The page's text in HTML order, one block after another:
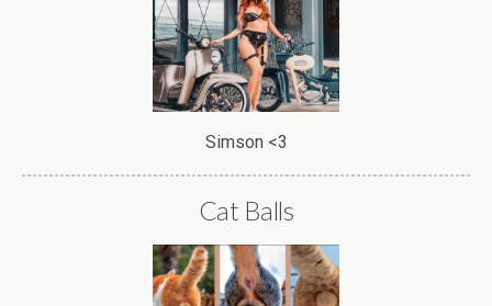
Simson <3
Cat Balls